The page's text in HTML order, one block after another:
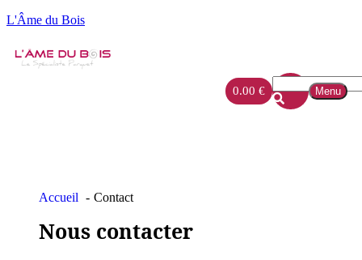
L'Âme du Bois
0.00 € Menu
Accueil Contact
Nous contacter